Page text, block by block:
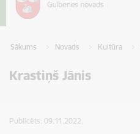
Sākums Novads Kultūra
Krastiņš Jānis
Publicēts: 09.11.2022.